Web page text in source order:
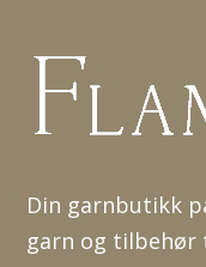
Din garnbutikk
garn og